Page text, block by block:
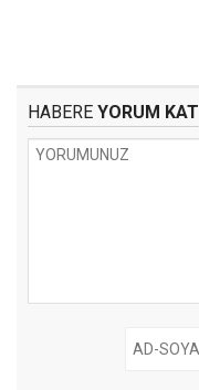
HABERE YORUM KAT